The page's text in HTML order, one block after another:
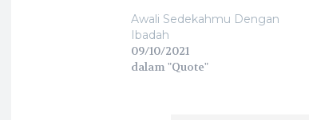
Awali Sedekahmu Dengan
Ibadah
09/10/2021
dalam "Quote"